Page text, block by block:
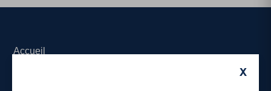
X
Accueil